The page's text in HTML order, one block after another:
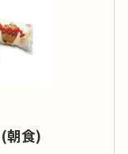
朝食)